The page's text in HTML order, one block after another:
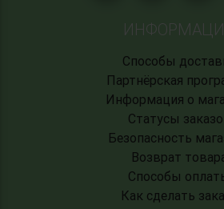
Способы
Партнёрская
Информация о
Статусы
Безопасность
Возврат
Способы
Как сделать